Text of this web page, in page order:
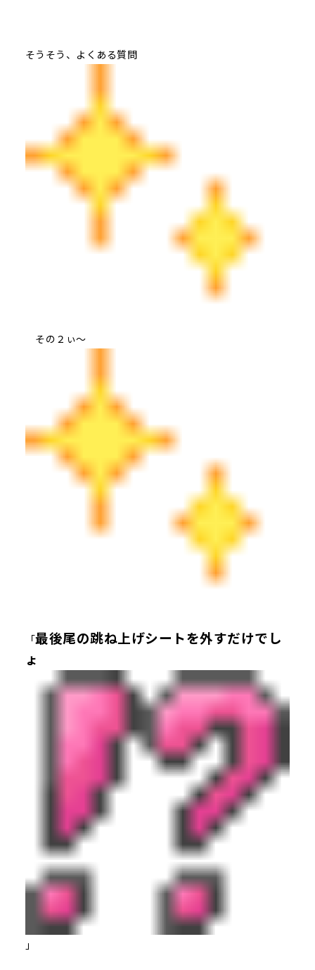
そうそう、よくある質問
その２ぃ～
「最後尾の跳ね上げシートを外すだけでし
ょ
」